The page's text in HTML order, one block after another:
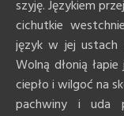
szyję. Językiem
cichutkie
język w jej ustach
Wolną dłonią
ciepło i wilgoć na
pachwiny i uda